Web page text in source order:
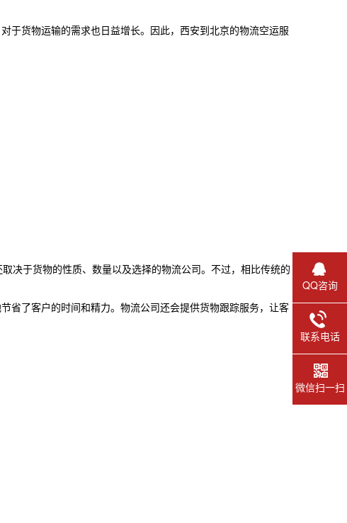
于货物运输的需求也日益增长。因此，西安到北京的物流空运服
决于货物的性质、数量以及选择的物流公司。不过，相比传统的
省了客户的时间和精力。物流公司还会提供货物跟踪服务，让客
QQ咨询
联系电话
微信扫一扫